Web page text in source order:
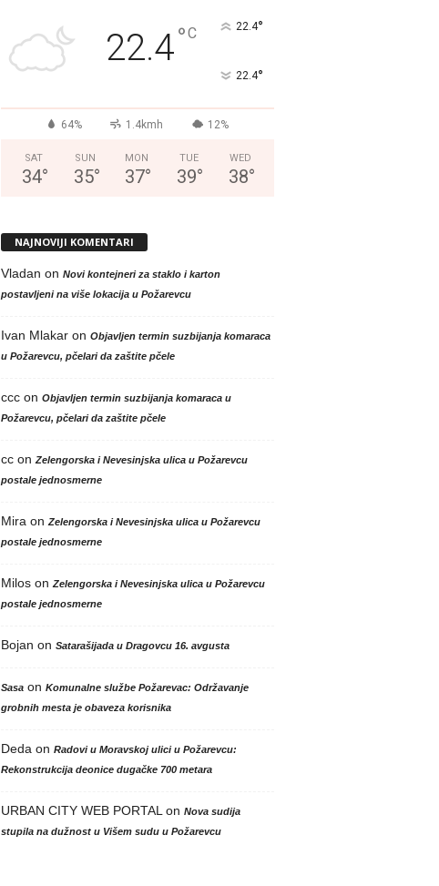
22.4°C 22.4°
22.4°
64% 1.4kmh 12%
SAT
34°
SUN
35°
MON
37°
TUE
39°
WED
38°
NAJNOVIJI KOMENTARI
Vladan on Novi kontejneri za staklo i karton
postavljeni na više lokacija u Požarevcu
Ivan Mlakaron Objavljen termin suzbijanja komaraca
u Požarevcu, pčelari da zaštite pčele
cccon Objavljen termin suzbijanja komaraca u
Požarevcu, pčelari da zaštite pčele
ccon Zelengorska i Nevesinjska ulica u Požarevcu
postale jednosmerne
Mira on Zelengorska i Nevesinjska ulica u Požarevcu
postale jednosmerne
Miloson Zelengorska i Nevesinjska ulica u Požarevcu
postale jednosmerne
Bojan on Satarašijada u Dragovcu 16. avgusta
Sasaon Komunalne službe Požarevac: Održavanje
grobnih mesta je obaveza korisnika
Deda on Radovi u Moravskoj ulici u Požarevcu:
Rekonstrukcija deonice dugačke 700 metara
URBAN CITY WEB PORTAL on Nova sudija
stupila na dužnost u Višem sudu u Požarevcu